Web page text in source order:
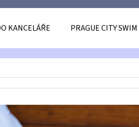
KANCELÁŘE PRAGUE CITY SWIM
NAJÍT?
HLEDAT